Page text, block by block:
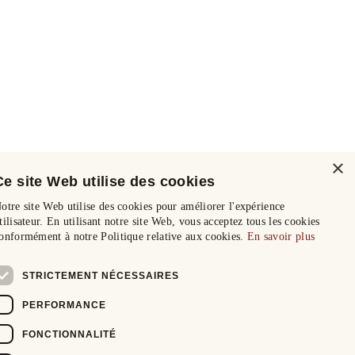
×
site Web utilise des cookies
site Web utilise des cookies pour améliorer l'expérience
En utilisant notre site Web, vous acceptez tous les cookies
à notre Politique relative aux cookies. En savoir plus
STRICTEMENT NÉCESSAIRES
PERFORMANCE
FONCTIONNALITÉ